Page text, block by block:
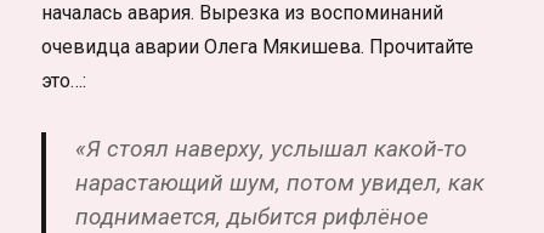
началась авария. Вырезка из воспоминаний
очевидца аварии Олега Мякишева. Прочитайте
это…:
«Я стоял наверху, услышал какой-то
нарастающий шум, потом увидел, как
поднимается, дыбится рифлёное